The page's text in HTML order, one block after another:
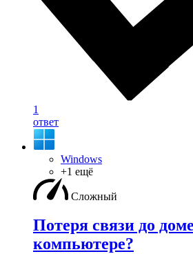
1
ответ
Windows
+1 ещё
Сложный
Потеря связи до
компьютере?